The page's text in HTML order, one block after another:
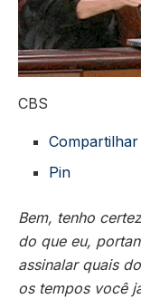
CBS
Compartilhar
Pin
Bem, tenho
do que eu,
assinalar quais
os tempos você